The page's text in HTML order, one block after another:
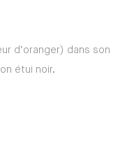
d’oranger) dans son
étui noir.